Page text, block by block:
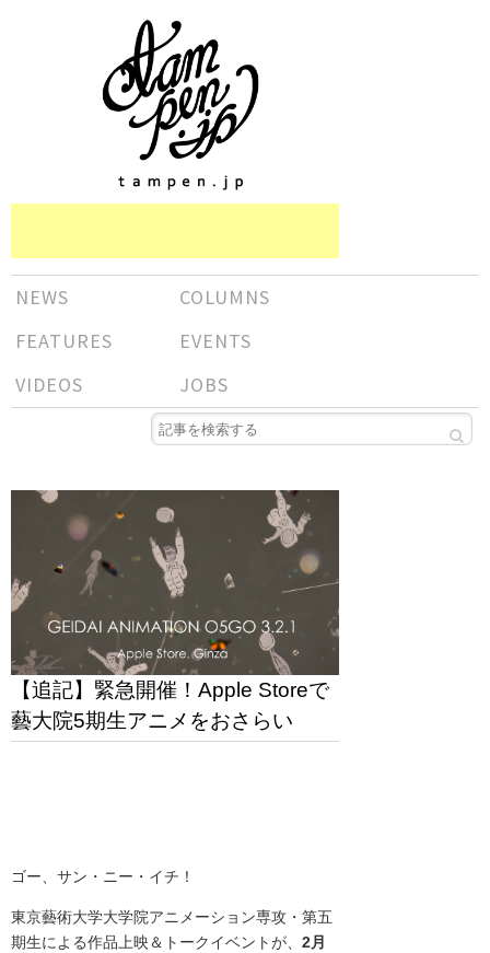
NEWS
COLUMNS
FEATURES
EVENTS
VIDEOS
JOBS
【追記】緊急開催！Apple Storeで
藝大院5期生アニメをおさらい
ゴー、サン・ニー・イチ！
東京藝術大学大学院アニメーション専攻・第五
期生による作品上映＆トークイベントが、 2月